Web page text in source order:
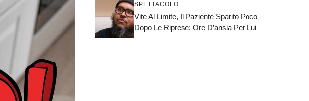
SPETTACOLO
Vite Al Limite, Il Paziente Sparito Poco
Dopo Le Riprese: Ore D’ansia Per Lui